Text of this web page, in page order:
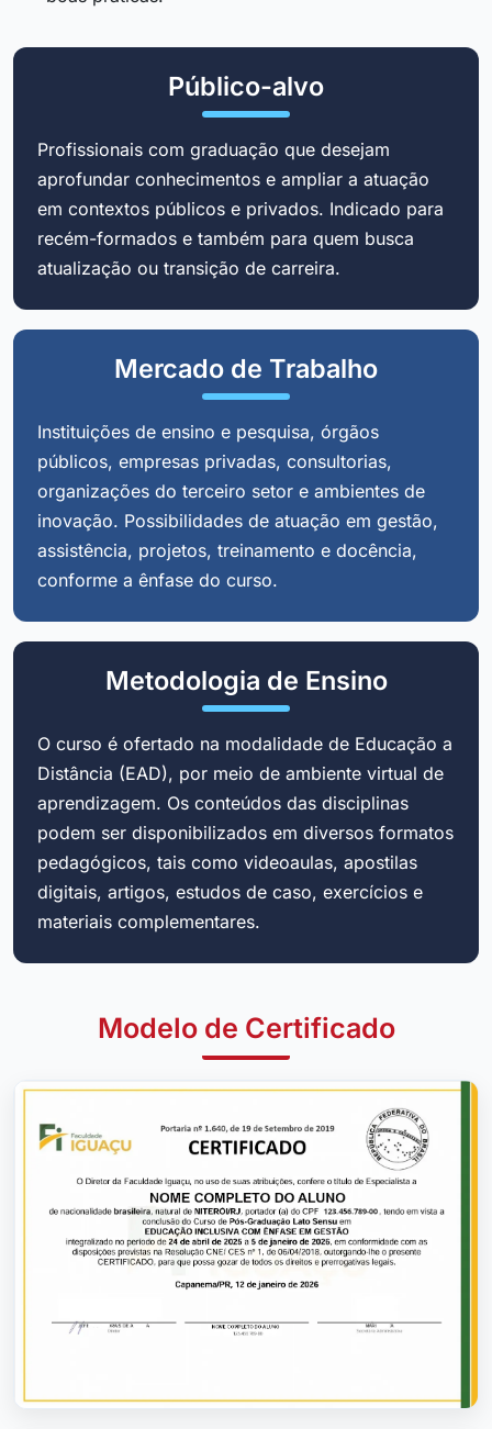
Público-alvo
Profissionais com graduação que desejam
aprofundar conhecimentos e ampliar a atuação
em contextos públicos e privados. Indicado para
recém-formados e também para quem busca
atualização ou transição de carreira.
Mercado de Trabalho
Instituições de ensino e pesquisa, órgãos
públicos, empresas privadas, consultorias,
organizações do terceiro setor e ambientes de
inovação. Possibilidades de atuação em gestão,
assistência, projetos, treinamento e docência,
conforme a ênfase do curso.
Metodologia de Ensino
O curso é ofertado na modalidade de Educação a
Distância (EAD), por meio de ambiente virtual de
aprendizagem. Os conteúdos das disciplinas
podem ser disponibilizados em diversos formatos
pedagógicos, tais como videoaulas, apostilas
digitais, artigos, estudos de caso, exercícios e
materiais complementares.
Modelo de Certificado